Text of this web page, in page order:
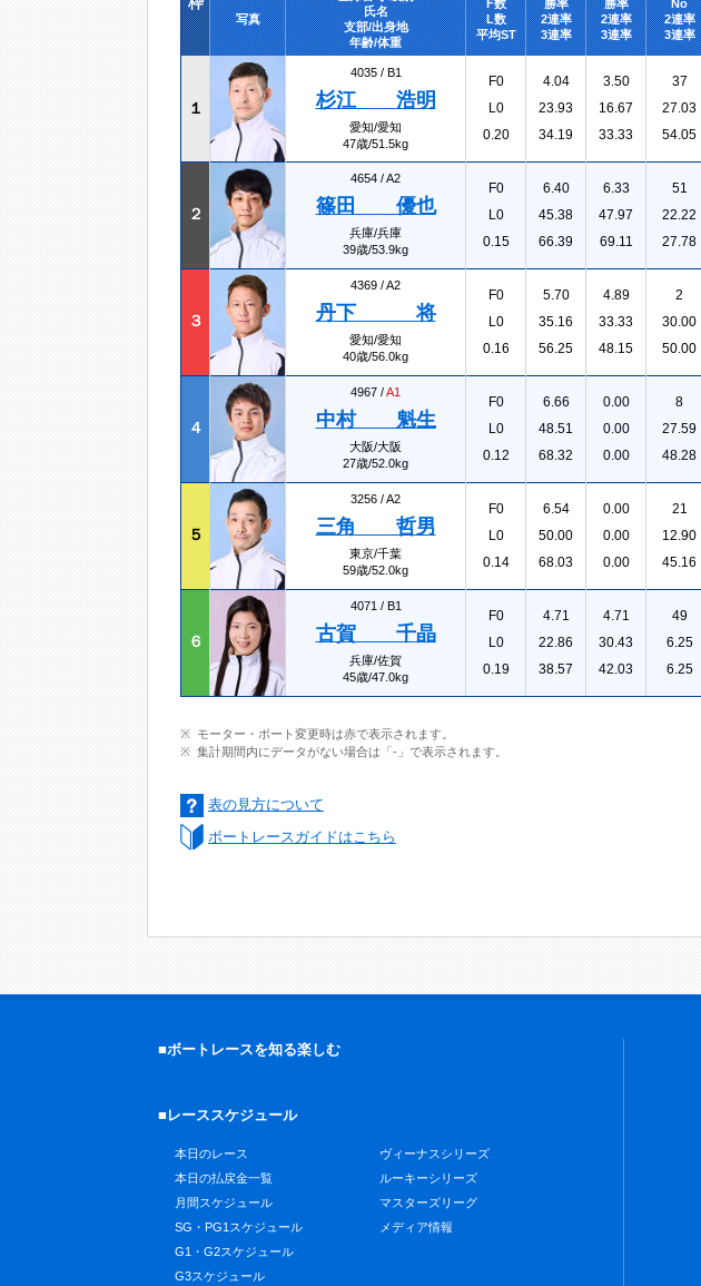
写真
氏名
支部/出身地
年齢/体重
F数
L数
平均ST
勝率
2連率
3連率
勝率
2連率
3連率
No
2連率
3連率
１
4035 / B1
杉江 浩明
愛知/愛知
47歳/51.5kg
F0
L0
0.20
4.04
23.93
34.19
3.50
16.67
33.33
37
27.03
54.05
２
4654 /A2
篠田 優也
兵庫/兵庫
39歳/53.9kg
F0
L0
0.15
6.40
45.38
66.39
6.33
47.97
69.11
51
22.22
27.78
３
4369 /A2
丹下 将
愛知/愛知
40歳/56.0kg
F0
L0
0.16
5.70
35.16
56.25
4.89
33.33
48.15
2
30.00
50.00
４
4967 /A1
中村 魁生
大阪/大阪
27歳/52.0kg
F0
L0
0.12
6.66
48.51
68.32
0.00
0.00
0.00
8
27.59
48.28
５
3256 /A2
三角 哲男
東京/千葉
59歳/52.0kg
F0
L0
0.14
6.54
50.00
68.03
0.00
0.00
0.00
21
12.90
45.16
６
4071 / B1
古賀 千晶
兵庫/佐賀
45歳/47.0kg
F0
L0
0.19
4.71
22.86
38.57
4.71
30.43
42.03
49
6.25
6.25
モーター・ボート変更時は赤で表示されます。
集計期間内にデータがない場合は「-」で表示されます。
表の見方について
ボートレースガイドはこちら
■ボートレースを知る楽しむ
■レーススケジュール
本日のレース
本日の払戻金一覧
月間スケジュール
SG・PG1スケジュール
G1・G2スケジュール
G3スケジュール
ヴィーナスシリーズ
ルーキーシリーズ
マスターズリーグ
メディア情報